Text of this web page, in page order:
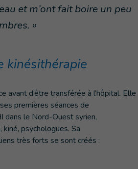
et m’ont fait boire un peu
»
kinésithérapie
avant d’être transférée à l’hôpital. Elle
premières séances de
dans le Nord-Ouest syrien,
kiné, psychologues. Sa
très forts se sont créés :